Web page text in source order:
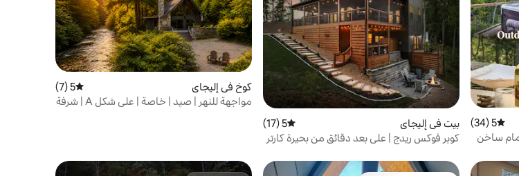
متوسط التقييم 5 من 5، 34 مراجعات
5 (34)
ساخن
بيت في إليجاي متوسط التقييم 5 من 5، 17 مراجعات
5 (17)
كوبر فوكس ريدج | على بعد دقائق من بحيرة كارتر
كوخ في إليجاي متوسط التقييم 5 من 5، 7 مراجعات
5 (7)
مواجهة للنهر | صيد | خاصة | على شكل A | شرفة